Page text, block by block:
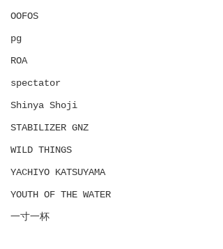
OOFOS
pg
ROA
spectator
Shinya Shoji
STABILIZER GNZ
WILD THINGS
YACHIYO KATSUYAMA
YOUTH OF THE WATER
一寸一杯